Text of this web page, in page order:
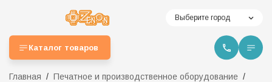
Выберите город
Каталог товаров
Главная
Печатное и производственное оборудование